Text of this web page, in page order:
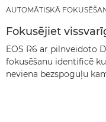
AUTOMĀTISKĀ
Fokusējiet
EOS R6 ar pilnveidoto
fokusēšanu identificē
neviena bezspoguļu